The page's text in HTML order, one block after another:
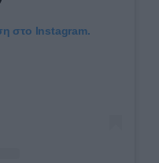
στο Instagram.